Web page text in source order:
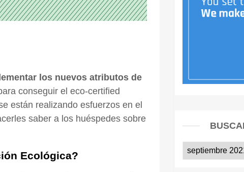
los nuevos atributos de
conseguir el eco-certified
están realizando esfuerzos en el
saber a los huéspedes sobre
Ecológica?